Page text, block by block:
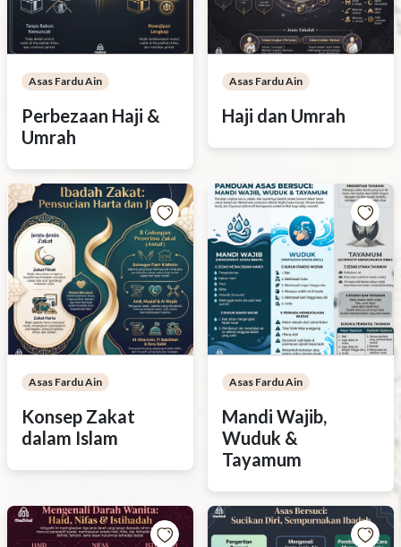
Asas Fardu Ain
Perbezaan Haji &
Umrah
Asas Fardu Ain
Haji dan Umrah
Asas Fardu Ain
Konsep Zakat
dalam Islam
Asas Fardu Ain
Mandi Wajib,
Wuduk &
Tayamum